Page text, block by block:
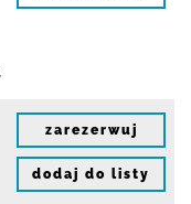
zarezerwuj
dodaj do listy